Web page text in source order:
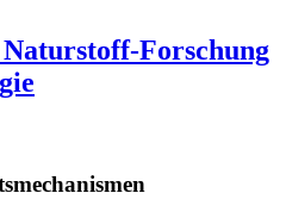
Forschung